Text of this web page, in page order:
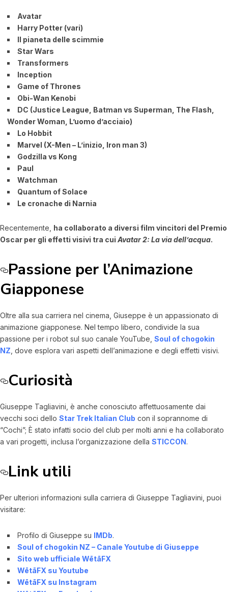
Avatar
Harry Potter (vari)
Il pianeta delle scimmie
Star Wars
Transformers
Inception
Game of Thrones
Obi-Wan Kenobi
DC (Justice League, Batman vs Superman, The Flash,
Wonder Woman, L’uomo d’acciaio)
Lo Hobbit
Marvel (X-Men – L’inizio, Iron man 3)
Godzilla vs Kong
Paul
Watchman
Quantum of Solace
Le cronache di Narnia
Recentemente, ha collaborato a diversi film vincitori del Premio
Oscar per gli effetti visivi tra cui Avatar 2: La via dell’acqua.
Passione per l’Animazione
Giapponese
Oltre alla sua carriera nel cinema, Giuseppe è un appassionato di
animazione giapponese. Nel tempo libero, condivide la sua
passione per i robot sul suo canale YouTube, Soul of chogokin
NZ , dove esplora vari aspetti dell’animazione e degli effetti visivi.
Curiosità
Giuseppe Tagliavini, è anche conosciuto affettuosamente dai
vecchi soci dello Star Trek Italian Club con il soprannome di
“Cochi”; È stato infatti socio del club per molti anni e ha collaborato
a vari progetti, inclusa l’organizzazione della STICCON.
Link utili
Per ulteriori informazioni sulla carriera di Giuseppe Tagliavini, puoi
visitare:
Profilo di Giuseppe su IMDb.
Soul of chogokin NZ – Canale Youtube di Giuseppe
Sito web ufficiale WētāFX
WētāFX su Youtube
WētāFX su Instagram